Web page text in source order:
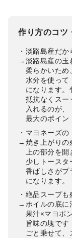
作り方のコツ
・淡路島産だ
→淡路島産の玉
柔らかいため
水分を使って
になります。
抵抗なくスー
入れるのが、
最大のポイン
・マヨネーズ
→焼き上がりの
上の部分を開
少しトースタ
香ばしさがプ
になります。
・絶品スープ
→ホイルの底に
果汁×マヨポ
旨味の塊です
ごと乗せて、